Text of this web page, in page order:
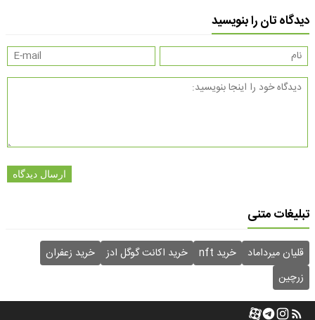
دیدگاه تان را بنویسید
ارسال دیدگاه
تبلیغات متنی
قلیان میرداماد خرید nft خرید اکانت گوگل ادز
خرید زعفران
زرچین